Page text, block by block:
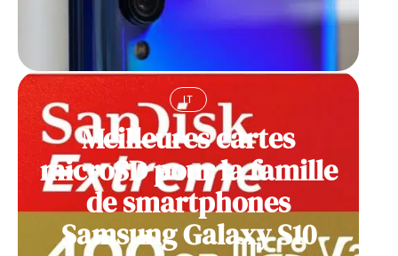
IT
Meilleures cartes
microSD pour la famille
de smartphones
Samsung Galaxy S10